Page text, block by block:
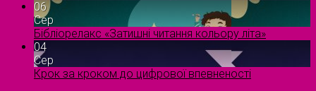
06
Сер
Бібліорелакс «Затишні читання кольору літа»
04
Сер
Крок за кроком до цифрової впевненості